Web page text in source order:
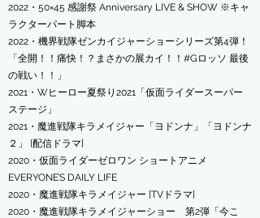
2022・50×45 感謝祭 Anniversary LIVE & SHOW ※キャ
ラクターパート脚本
​2022・機界戦隊ゼンカイジャーショーシリーズ第4弾！
「全開！！痛快！？まさかの展カイ！！#Gロッソ 最後
の戦い！！」
2021・Wヒーロー夏祭り2021「仮面ライダースーパー
ステージ」
2021・魔進戦隊キラメイジャー「ヨドンナ」「ヨドンナ
２」
[配信ドラマ]
​2020・仮面ライダーゼロワン ショートアニメ
EVERYONE’S DAILY LIFE
2020・魔進戦隊キラメイジャー [TVドラマ]
2020・魔進戦隊キラメイジャーショー 第2弾「今こ